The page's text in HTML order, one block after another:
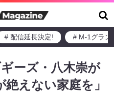
# 配信延長決定! # M-1グラン
ーズ・八木崇が
えない家庭を」